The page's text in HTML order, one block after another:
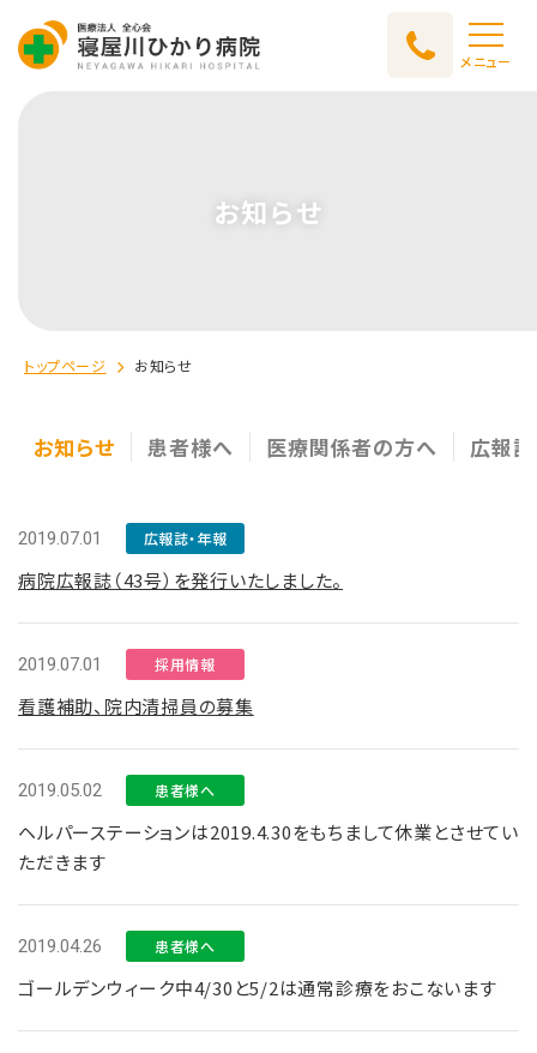
メニュー
お知らせ
トップページ お知らせ
お知らせ 患者様へ 医療関係者の方へ 広報誌
2019.07.01 広報誌・年報
病院広報誌（43号）を発行いたしました。
2019.07.01 採用情報
看護補助、院内清掃員の募集
2019.05.02 患者様へ
ヘルパーステーションは2019.4.30をもちまして休業とさせてい
ただきます
2019.04.26 患者様へ
ゴールデンウィーク中4/30と5/2は通常診療をおこないます